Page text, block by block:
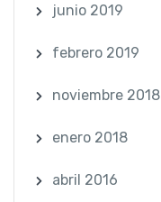
junio 2019
febrero 2019
noviembre 2018
enero 2018
abril 2016